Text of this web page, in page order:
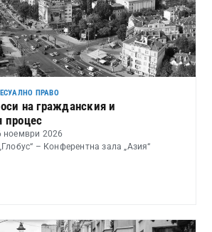
ПРАВО
на гражданския и
процес
ноември 2026
– Конферентна зала „Азия“